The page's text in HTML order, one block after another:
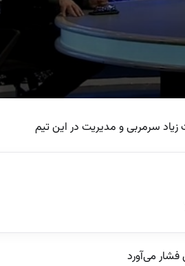
سرمربی و مدیریت در این تیم
می‌آورد